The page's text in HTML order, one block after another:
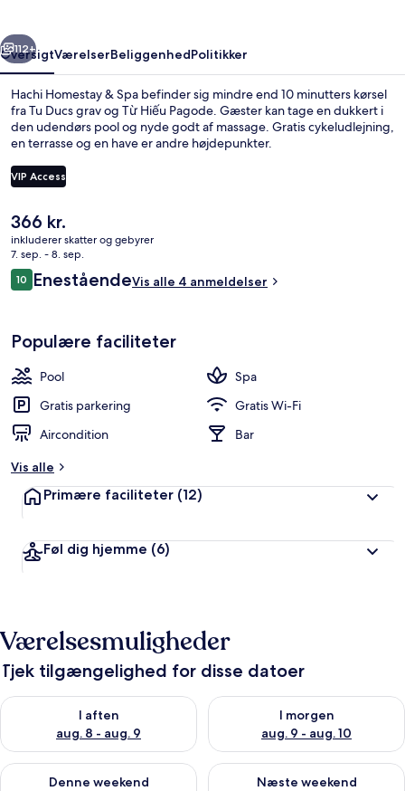
Næste
112+
OversigtVærelserBeliggenhedPolitikker
Hachi Homestay & Spa befinder sig mindre end 10 minutters kørsel
fra Tu Ducs grav og Từ Hiếu Pagode. Gæster kan tage en dukkert i
den udendørs pool og nyde godt af massage. Gratis cykeludlejning,
en terrasse og en have er andre højdepunkter.
VIP Access
Den
nuværende
pris
er
366 kr.
366 kr.
inkluderer skatter og gebyrer
7. sep. - 8. sep.
Anmeldelser
1010 ud af 10.
EneståendeVis alle 4 anmeldelser
Populære faciliteter
Pool
Spa
Gratis parkering
Gratis Wi-Fi
Aircondition
Bar
Vis alle
Primære faciliteter (12)
Føl dig hjemme (6)
Værelsesmuligheder
Tjek tilgængelighed for disse datoer
I aften
aug. 8 - aug. 9
Tjek tilgængelighed for i aften aug. 8 - aug. 9
I morgen
aug. 9 - aug. 10
Tjek tilgængelighed for i
Denne weekend
Tjek tilgængelighed for denne weekend aug. 14 - aug. 16
Næste weekend
Tjek tilgængelighed for næste